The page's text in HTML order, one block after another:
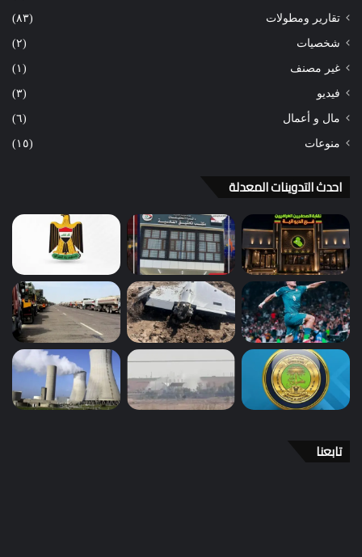
تقارير ومطولات (٨٣)
شخصيات (٢)
غير مصنف (١)
فيديو (٣)
مال و أعمال (٦)
منوعات (١٥)
احدث التدوينات المعدلة
تابعنا